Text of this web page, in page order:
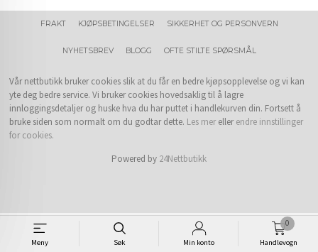
Meny Søk Min konto Handlevogn
0
FRAKT KJØPSBETINGELSER SIKKERHET OG PERSONVERN
NYHETSBREV BLOGG OFTE STILTE SPØRSMÅL
Vår nettbutikk bruker cookies slik at du får en bedre kjøpsopplevelse og vi kan
yte deg bedre service. Vi bruker cookies hovedsaklig til å lagre
innloggingsdetaljer og huske hva du har puttet i handlekurven din. Fortsett å
bruke siden som normalt om du godtar dette. Les mer ellerendre innstillinger
for cookies.
Powered by 24Nettbutikk